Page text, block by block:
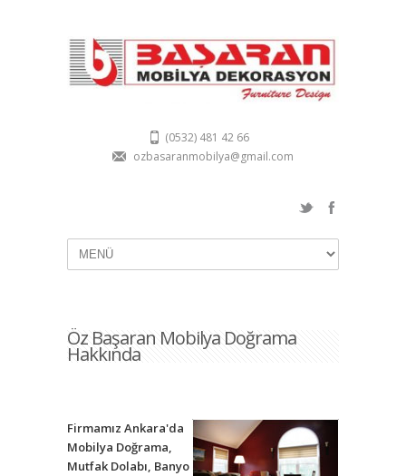
(0532) 481 42 66
ozbasaranmobilya@gmail.com
Öz Başaran Mobilya Doğrama
Hakkında
Firmamız Ankara'da
Mobilya Doğrama,
Mutfak Dolabı, Banyo